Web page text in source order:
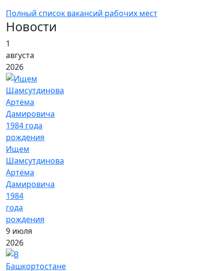
Полный список вакансий рабочих мест
Новости
1
августа
2026
Ищем
Шамсутдинова
Артёма
Дамировича
1984
года
рождения
9 июля
2026